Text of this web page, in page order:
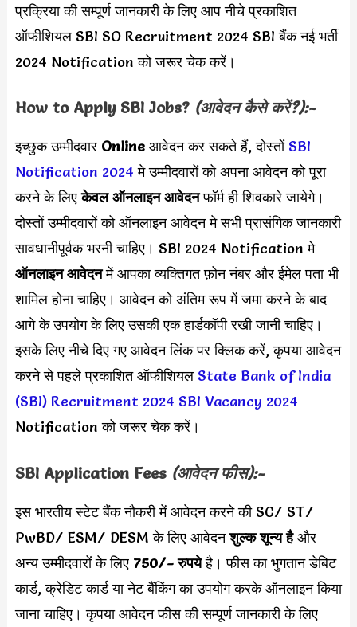
प्रक्रिया की सम्पूर्ण जानकारी के लिए आप नीचे प्रकाशित
ऑफीशियल SBI SO Recruitment 2024 SBI बैंक नई भर्ती
2024 Notification को जरूर चेक करें।
How to Apply SBI Jobs?(आवेदन कैसे करें?):-
इच्छुक उम्मीदवार Online आवेदन कर सकते हैं, दोस्तों SBI
Notification 2024 मे उम्मीदवारों को अपना आवेदन को पूरा
करने के लिएकेवल ऑनलाइन आवेदनफॉर्म ही शिवकारे जायेगे।
दोस्तों उम्मीदवारों को ऑनलाइन आवेदन मे सभी प्रासंगिक जानकारी
सावधानीपूर्वक भरनी चाहिए। SBI 2024 Notification मे
ऑनलाइन आवेदनमें आपका व्यक्तिगत फ़ोन नंबर और ईमेल पता भी
शामिल होना चाहिए। आवेदन को अंतिम रूप में जमा करने के बाद
आगे के उपयोग के लिए उसकी एक हार्डकॉपी रखी जानी चाहिए।
इसके लिए नीचे दिए गए आवेदन लिंक पर क्लिक करें, कृपया आवेदन
करने से पहले प्रकाशित ऑफीशियल State Bank of India
(SBI) Recruitment 2024 SBI Vacancy 2024
Notification को जरूर चेक करें।
SBI Application Fees (आवेदन फीस):-
इस भारतीय स्टेट बैंक नौकरी में आवेदन करने की SC/ ST/
PwBD/ ESM/ DESM के लिए आवेदनशुल्क शून्य हैऔर
अन्य उम्मीदवारों के लिए 750/- रुपयेहै। फीस का भुगतान डेबिट
कार्ड, क्रेडिट कार्ड या नेट बैंकिंग का उपयोग करके ऑनलाइन किया
जाना चाहिए। कृपया आवेदन फीस की सम्पूर्ण जानकारी के लिए